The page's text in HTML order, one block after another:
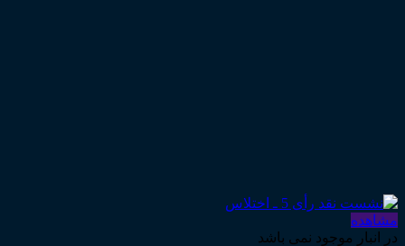
مشاهده
در انبار موجود نمی باشد